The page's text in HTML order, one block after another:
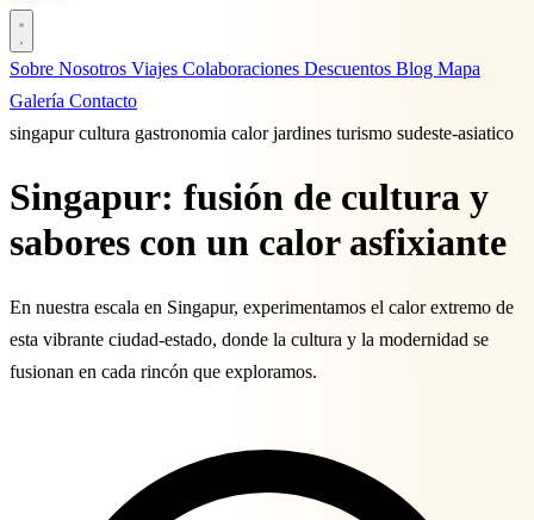
Sobre Nosotros Viajes Colaboraciones Descuentos Blog Mapa
Galería Contacto
singapurcultura gastronomia calorjardines turismo sudeste-asiatico
Singapur: fusión de cultura y
sabores con un calor asfixiante
En nuestra escala en Singapur, experimentamos el calor extremo de
esta vibrante ciudad-estado, donde la cultura y la modernidad se
fusionan en cada rincón que exploramos.